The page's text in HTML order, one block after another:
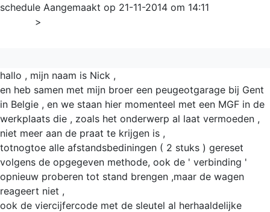
schedule Aangemaakt op 21-11-2014 om 14:11
>
hallo , mijn naam is Nick ,
en heb samen met mijn broer een peugeotgarage bij Gent
in Belgie , en we staan hier momenteel met een MGF in de
werkplaats die , zoals het onderwerp al laat vermoeden ,
niet meer aan de praat te krijgen is ,
totnogtoe alle afstandsbediningen ( 2 stuks ) gereset
volgens de opgegeven methode, ook de ' verbinding '
opnieuw proberen tot stand brengen ,maar de wagen
reageert niet ,
ook de viercijfercode met de sleutel al herhaaldelijke